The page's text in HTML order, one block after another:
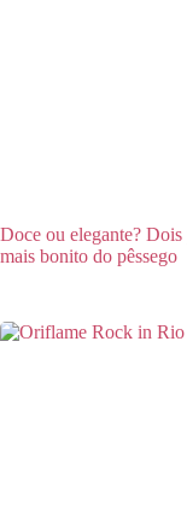
Doce ou elegante?
mais bonito do pêssego